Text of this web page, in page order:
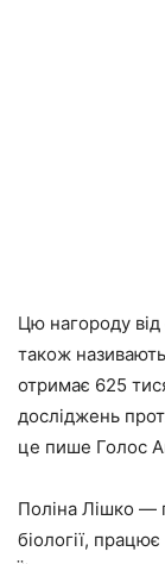
Цю нагороду
також
отримає 625
досліджень
це пише Голос
Поліна Лішко —
біології, працює